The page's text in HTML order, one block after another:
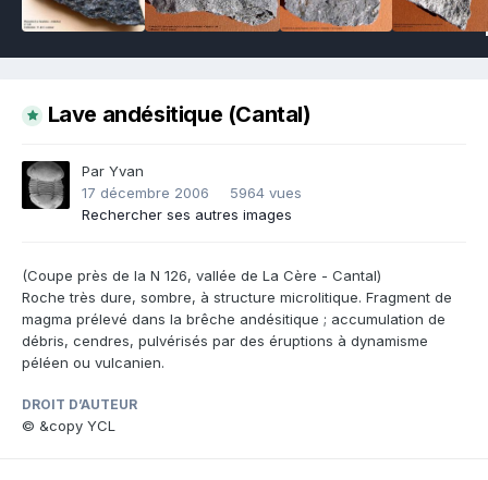
Lave andésitique (Cantal)
Par Yvan
17 décembre 2006
5964 vues
Rechercher ses autres images
(Coupe près de la N 126, vallée de La Cère - Cantal)
Roche très dure, sombre, à structure microlitique. Fragment de
magma prélevé dans la brêche andésitique ; accumulation de
débris, cendres, pulvérisés par des éruptions à dynamisme
péléen ou vulcanien.
DROIT D’AUTEUR
© &copy YCL